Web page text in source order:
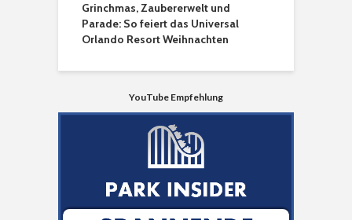
Grinchmas, Zaubererwelt und
Parade: So feiert das Universal
Orlando Resort Weihnachten
YouTube Empfehlung